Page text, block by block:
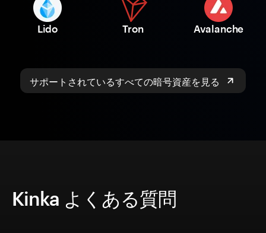
Lido Tron Avalanche
サポートされているすべての暗号資産を見る
Kinka よくある質問